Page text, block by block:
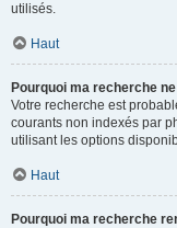
utilisés.
Haut
Pourquoi ma recherche
Votre recherche est
courants non indexés par
utilisant les options
Haut
Pourquoi ma recherche